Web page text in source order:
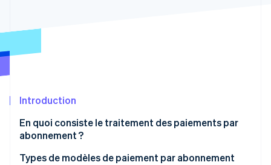
Radar
Atlas
Élimination du carbone
Vérification de l'identité
Introduction
En quoi consiste le traitement des paiements par
abonnement ?
Types de modèles de paiement par abonnement